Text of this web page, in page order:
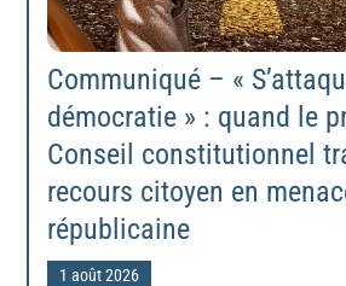
Communiqué – «
démocratie » : quand le
Conseil constitutionnel
recours citoyen en
républicaine
1 août 2026